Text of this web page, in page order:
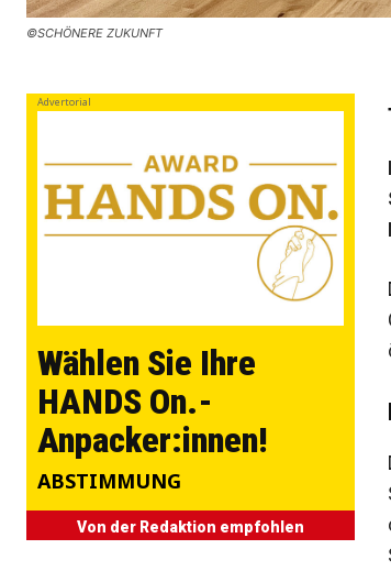
©SCHÖNERE ZUKUNFT
Advertorial
Wählen Sie Ihre
HANDS On.-
Anpacker:innen!
ABSTIMMUNG
Von der Redaktion empfohlen